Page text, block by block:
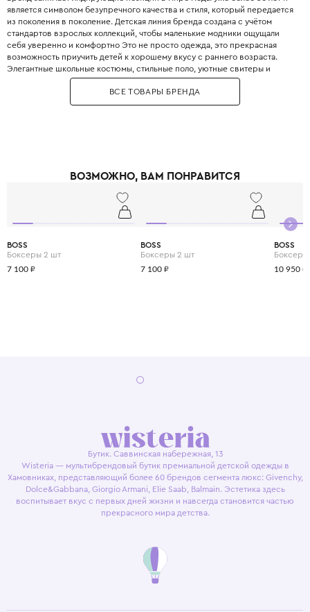
является символом безупречного качества и стиля, который передается
из поколения в поколение. Детская линия бренда создана с учётом
стандартов взрослых коллекций, чтобы маленькие модники ощущали
себя уверенно и комфортно Это не просто одежда, это прекрасная
возможность приучить детей к хорошему вкусу с раннего возраста.
Элегантные школьные костюмы, стильные поло, уютные свитеры и
практичные пуховики. Каждая деталь одежды Boss продумана до
мелочей, чтобы обеспечить не только стильный внешний вид, но и
максимальный комфорт.
ВСЕ ТОВАРЫ БРЕНДА
ВОЗМОЖНО, ВАМ ПОНРАВИТСЯ
BOSS
Боксеры 2 шт
7 100 ₽
BOSS
Боксеры 2 шт
7 100 ₽
BOSS
10 950 ₽
Бутик. Саввинская набережная, 13
Wisteria — мультибрендовый бутик премиальной детской одежды в
Хамовниках, представляющий более 60 брендов сегмента люкс: Givenchy,
Dolce&Gabbana, Giorgio Armani, Elie Saab, Balmain. Эстетика здесь
воспитывает вкус с первых дней жизни и навсегда становится частью
прекрасного мира детства.